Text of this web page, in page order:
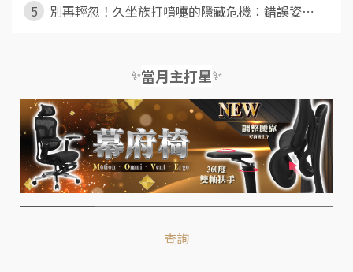
5
別再輕忽！久坐族打噴嚏的隱藏危機：錯誤姿⋯
✨當月主打星✨
查詢